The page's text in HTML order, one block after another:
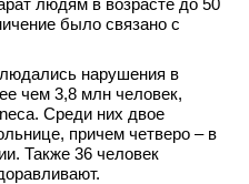
людям в возрасте до 50
было связано с
нарушения в
чем 3,8 млн человек,
Среди них двое
причем четверо – в
Также 36 человек